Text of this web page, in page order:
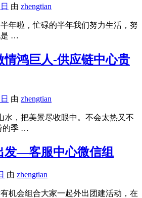
由 zhengtian
年啦，忙碌的半年我们努力生活，努
是 …
情鸿巨人-供应链中心贵
由 zhengtian
水，把美景尽收眼中。不会太热又不
的季 …
发—客服中心微信组
由 zhengtian
机会组合大家一起外出团建活动，在